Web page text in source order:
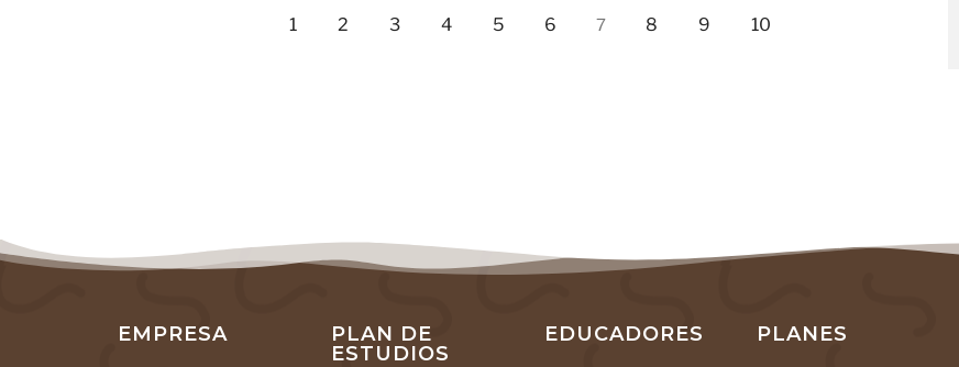
1 2 3 4 5 6 7 8 9 10
EMPRESA
PLAN DE
ESTUDIOS
EDUCADORES PLANES